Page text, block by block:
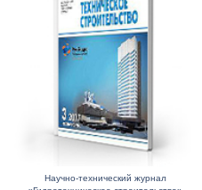
Научно-технический журнал